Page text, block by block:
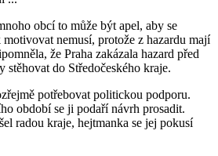
obcí to může být apel, aby se
nemusí, protože z hazardu mají
že Praha zakázala hazard před
stěhovat do Středočeského kraje.
potřebovat politickou podporu.
období se ji podaří návrh prosadit.
radou kraje, hejtmanka se jej pokusí